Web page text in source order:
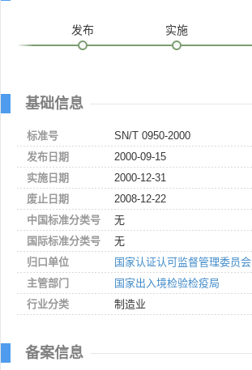
发布 实施
基础信息
标准号
SN/T 0950-2000
发布日期
2000-09-15
实施日期
2000-12-31
废止日期
2008-12-22
中国标准分类号
无
国际标准分类号
无
归口单位
国家认证认可监督管理委员会
主管部门
国家出入境检验检疫局
行业分类
制造业
备案信息